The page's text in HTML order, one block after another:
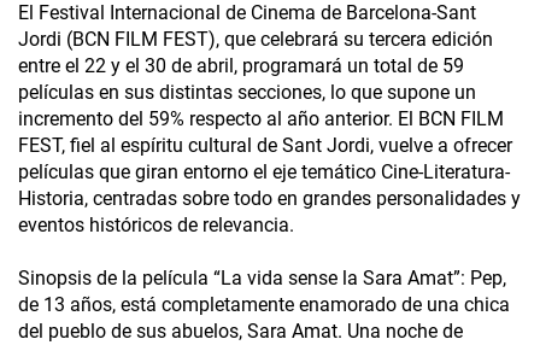
El Festival Internacional de Cinema de Barcelona-Sant
Jordi (BCN FILM FEST), que celebrará su tercera edición
entre el 22 y el 30 de abril, programará un total de 59
películas en sus distintas secciones, lo que supone un
incremento del 59% respecto al año anterior. El BCN FILM
FEST, fiel al espíritu cultural de Sant Jordi, vuelve a ofrecer
películas que giran entorno el eje temático Cine-Literatura-
Historia, centradas sobre todo en grandes personalidades y
eventos históricos de relevancia.
Sinopsis de la película “La vida sense la Sara Amat”: Pep,
de 13 años, está completamente enamorado de una chica
del pueblo de sus abuelos, Sara Amat. Una noche de